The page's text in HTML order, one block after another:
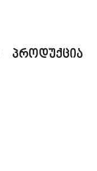
პროდუქცია